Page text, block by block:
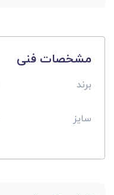
مشخصات فنی
برند
سایز